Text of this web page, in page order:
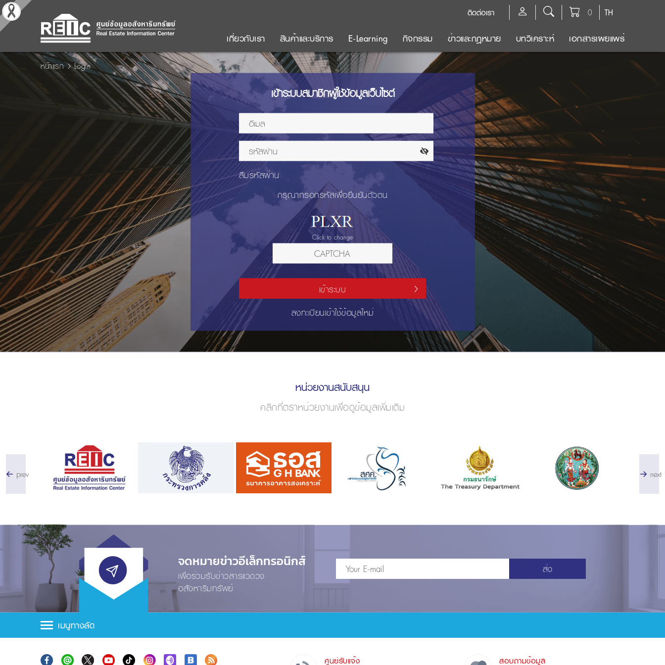
TH
0
ติดต่อเรา
เกี่ยวกับเรา สินค้าและบริการ E-Learning กิจกรรม ข่าวและกฎหมาย บทวิเคราะห์ เอกสารเผยแพร่
หน้าแรก Login
เข้าระบบสมาชิกผู้ใช้ข้อมูลเว็บไซต์
ลืมรหัสผ่าน
กรุณากรอกรหัสเพื่อยืนยันตัวตน
Click to change
เข้าระบบ
ลงทะเบียนเข้าใช้ข้อมูลใหม่
หน่วยงานสนับสนุน
คลิกที่ตราหน่วยงานเพื่อดูข้อมูลเพิ่มเติม
prev next
จดหมายข่าวอีเล็กทรอนิกส์
เพื่อร่วมรับข่าวสารแวดวง
อสังหาริมทรัพย์
ส่ง
เมนูทางลัด
ศูนย์รับแจ้ง สอบถามข้อมูล